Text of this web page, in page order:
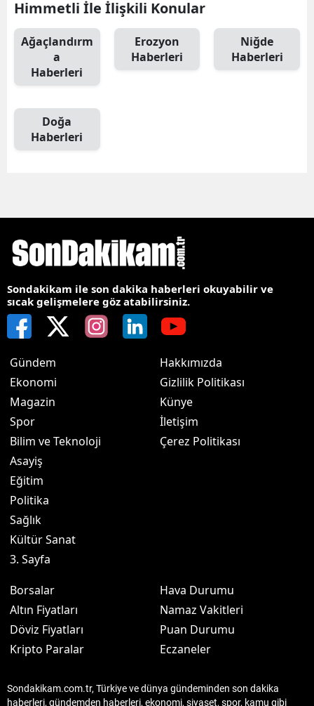
Himmetli İle İlişkili Konular
Ağaçlandırm
a
Haberleri
Erozyon
Haberleri
Niğde
Haberleri
Doğa
Haberleri
Sondakikam ile son dakika haberleri okuyabilir ve
sıcak gelişmelere göz atabilirsiniz.
Gündem
Ekonomi
Magazin
Spor
Bilim ve Teknoloji
Asayiş
Eğitim
Politika
Sağlık
Kültür Sanat
3. Sayfa
Hakkımızda
Gizlilik Politikası
Künye
İletişim
Çerez Politikası
Borsalar
Altın Fiyatları
Döviz Fiyatları
Kripto Paralar
Hava Durumu
Namaz Vakitleri
Puan Durumu
Eczaneler
Sondakikam.com.tr, Türkiye ve dünya gündeminden son dakika
haberleri, gündemden haberleri, ekonomi, siyaset, spor, kamu gibi